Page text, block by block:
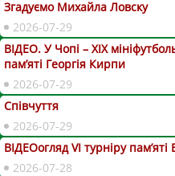
Згадуємо Михайла Ловску
2026-07-29
ВІДЕО. У Чопі – ХІХ
пам’яті Георгія Кирпи
2026-07-29
Співчуття
2026-07-29
ВІДЕОогляд VІ турніру
2026-07-28